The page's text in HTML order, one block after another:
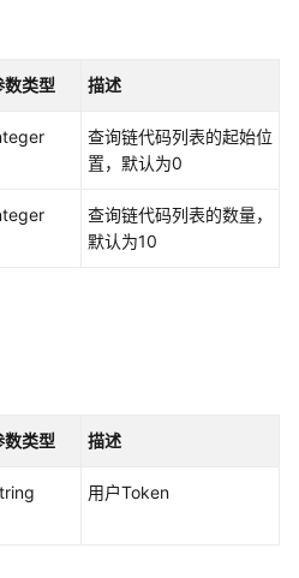
数类型 描述
查询链代码列表的起始位
置，默认为0
查询链代码列表的数量，
默认为10
数类型 描述
用户Token